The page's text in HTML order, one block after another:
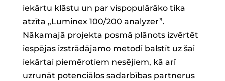
iekārtu klāstu un par vispopulārāko tika
atzīta „Luminex 100/200 analyzer”.
Nākamajā projekta posmā plānots izvērtēt
iespējas izstrādājamo metodi balstīt uz šai
iekārtai piemērotiem nesējiem, kā arī
uzrunāt potenciālos sadarbības partnerus